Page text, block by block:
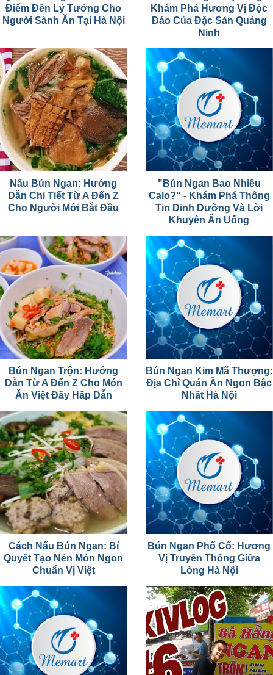
Điểm Đến Lý Tưởng Cho
Người Sành Ăn Tại Hà Nội
Khám Phá Hương Vị Độc
Đáo Của Đặc Sản Quảng
Ninh
Nấu Bún Ngan: Hướng
Dẫn Chi Tiết Từ A Đến Z
Cho Người Mới Bắt Đầu
"Bún Ngan Bao Nhiêu
Calo?" - Khám Phá Thông
Tin Dinh Dưỡng Và Lời
Khuyên Ăn Uống
Bún Ngan Trộn: Hướng
Dẫn Từ A Đến Z Cho Món
Ăn Việt Đầy Hấp Dẫn
Bún Ngan Kim Mã Thượng:
Địa Chỉ Quán Ăn Ngon Bậc
Nhất Hà Nội
Cách Nấu Bún Ngan: Bí
Quyết Tạo Nên Món Ngon
Chuẩn Vị Việt
Bún Ngan Phố Cổ: Hương
Vị Truyền Thống Giữa
Lòng Hà Nội